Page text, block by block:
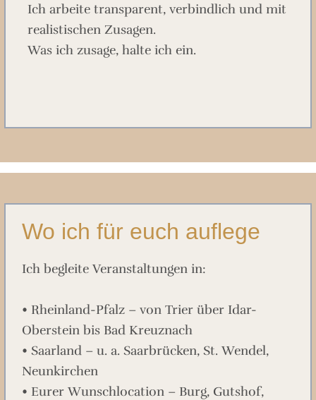
Ich arbeite transparent, verbindlich und mit
realistischen Zusagen.
Was ich zusage, halte ich ein.
Wo ich für euch auflege
Ich begleite Veranstaltungen in:
• Rheinland-Pfalz – von Trier über Idar-
Oberstein bis Bad Kreuznach
• Saarland – u. a. Saarbrücken, St. Wendel,
Neunkirchen
• Eurer Wunschlocation – Burg, Gutshof,